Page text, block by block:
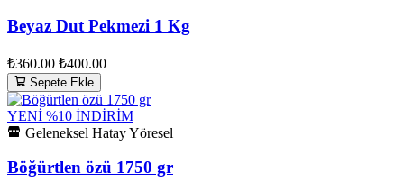
Beyaz Dut Pekmezi 1 Kg
₺360.00 ₺400.00
Sepete Ekle
YENİ %10 İNDİRİM
Geleneksel Hatay Yöresel
Böğürtlen özü 1750 gr